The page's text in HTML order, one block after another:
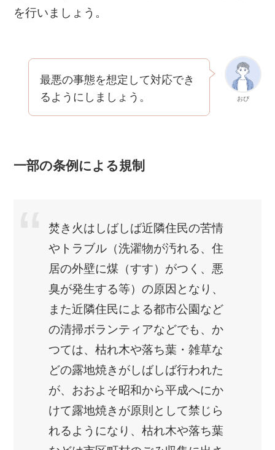
を行いましょう。
おぴ
最悪の事態を想定して対応でき
るようにしましょう。
一部の条例による規制
焚き火はしばしば近隣住民の苦情
やトラブル（洗濯物が汚れる、住
居の外壁に煤（すす）がつく、悪
臭が発生する等）の原因となり、
また近隣住民による都市公園など
の清掃ボランティアなどでも、か
つては、枯れ木や落ち葉・雑草な
どの露地焼きがしばしば行われた
が、おおよそ昭和から平成へにか
けて露地焼きが原則として禁じら
れるようになり、枯れ木や落ち葉